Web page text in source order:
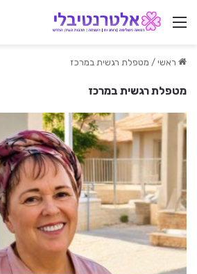
ניווט באתר
ראשי / מטפלת רגשית במרכז
מטפלת רגשית במרכז